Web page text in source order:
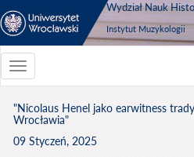
Wydział Nauk
Instytut Muzykologii
Toggle
navigationToggle
"Nicolaus Henel jako earwitness
Wrocławia"
09 Styczeń, 2025